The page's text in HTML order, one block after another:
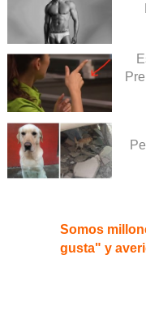
Somos
gusta" y